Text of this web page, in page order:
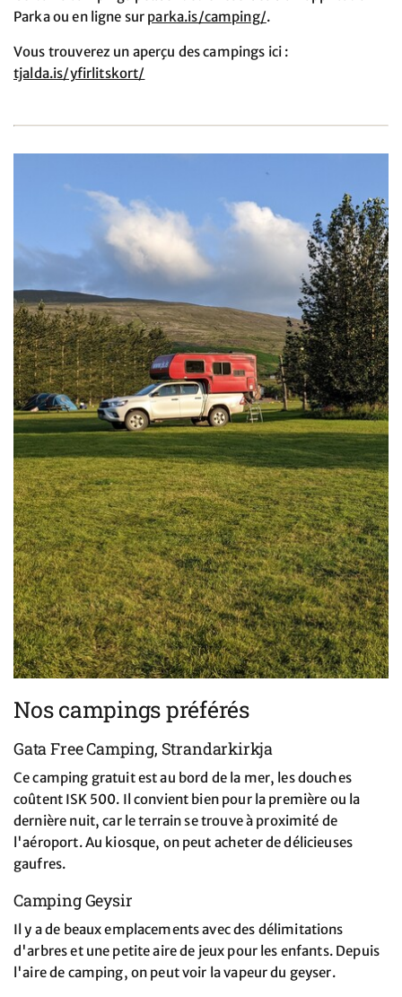
Parka ou en ligne sur parka.is/camping/.
Vous trouverez un aperçu des campings ici :
tjalda.is/yfirlitskort/
Nos campings préférés
Gata Free Camping, Strandarkirkja
Ce camping gratuit est au bord de la mer, les douches
coûtent ISK 500. Il convient bien pour la première ou la
dernière nuit, car le terrain se trouve à proximité de
l'aéroport. Au kiosque, on peut acheter de délicieuses
gaufres.
Camping Geysir
Il y a de beaux emplacements avec des délimitations
d'arbres et une petite aire de jeux pour les enfants. Depuis
l'aire de camping, on peut voir la vapeur du geyser.